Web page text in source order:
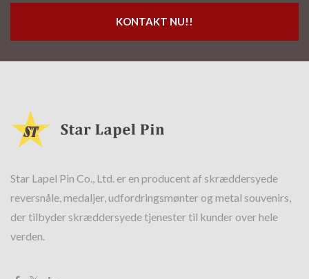
KONTAKT NU!!
Star Lapel Pin Co., Ltd. er en producent af skræddersyede
reversnåle, medaljer, udfordringsmønter og metal souvenirs,
der tilbyder skræddersyede tjenester til kunder over hele
verden.